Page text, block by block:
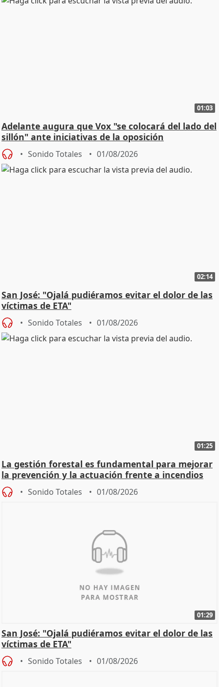
01:03
Adelante augura que Vox "se colocará del lado del
sillón" ante iniciativas de la oposición
Sonido Totales 01/08/2026
02:14
San José: "Ojalá pudiéramos evitar el dolor de las
víctimas de ETA"
Sonido Totales 01/08/2026
01:25
La gestión forestal es fundamental para mejorar
la prevención y la actuación frente a incendios
Sonido Totales 01/08/2026
01:29
San José: "Ojalá pudiéramos evitar el dolor de las
víctimas de ETA"
Sonido Totales 01/08/2026